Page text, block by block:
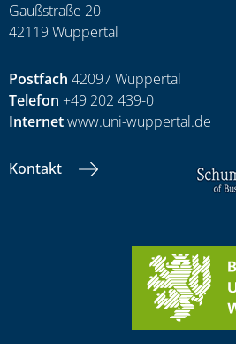
Gaußstraße 20
42119 Wuppertal
Postfach 42097 Wuppertal
Telefon +49 202 439-0
Internetwww.uni-wuppertal.de
Kontakt